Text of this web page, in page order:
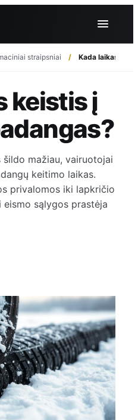
straipsniai Kada laikas
keistis į
šildo mažiau, vairuotojai
keitimo laikas.
privalomos iki lapkričio
sąlygos prastėja